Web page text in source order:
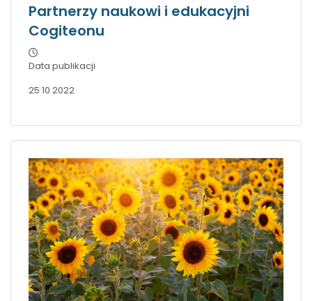
Partnerzy naukowi i edukacyjni
Cogiteonu
Data publikacji
25 10 2022